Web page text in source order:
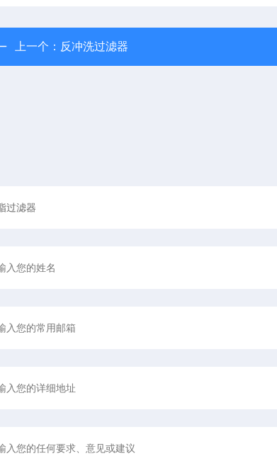
上一个： 反冲洗过滤器